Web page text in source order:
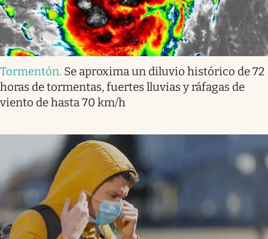
Tormentón. Se aproxima un diluvio histórico de 72
horas de tormentas, fuertes lluvias y ráfagas de
viento de hasta 70 km/h